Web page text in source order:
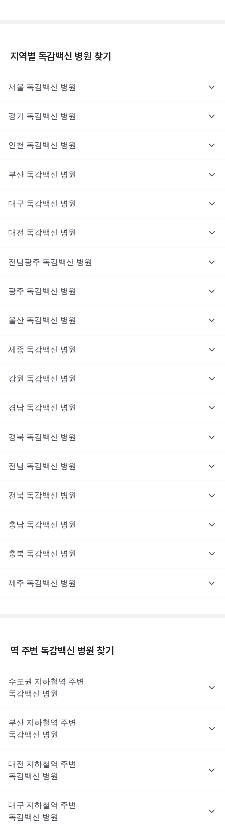
지역별 독감백신 병원 찾기
서울 독감백신 병원
경기 독감백신 병원
인천 독감백신 병원
부산 독감백신 병원
대구 독감백신 병원
대전 독감백신 병원
전남광주 독감백신 병원
광주 독감백신 병원
울산 독감백신 병원
세종 독감백신 병원
강원 독감백신 병원
경남 독감백신 병원
경북 독감백신 병원
전남 독감백신 병원
전북 독감백신 병원
충남 독감백신 병원
충북 독감백신 병원
제주 독감백신 병원
역 주변 독감백신 병원 찾기
수도권 지하철역 주변
독감백신
병원
부산 지하철역 주변
독감백신
병원
대전 지하철역 주변
독감백신
병원
대구 지하철역 주변
독감백신
병원